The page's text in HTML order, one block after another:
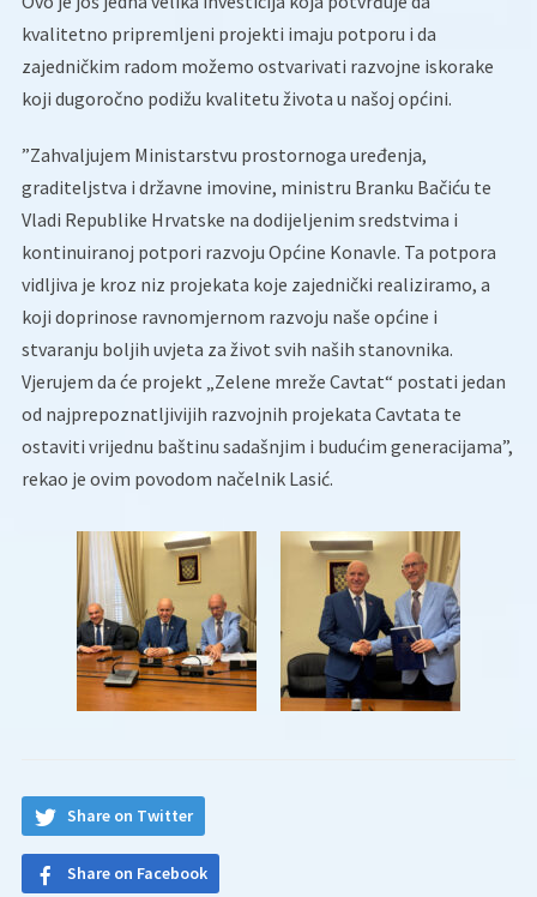
kvalitetno pripremljeni projekti imaju potporu i da
zajedničkim radom možemo ostvarivati razvojne iskorake
koji dugoročno podižu kvalitetu života u našoj općini.
”Zahvaljujem Ministarstvu prostornoga uređenja,
graditeljstva i državne imovine, ministru Branku Bačiću te
Vladi Republike Hrvatske na dodijeljenim sredstvima i
kontinuiranoj potpori razvoju Općine Konavle. Ta potpora
vidljiva je kroz niz projekata koje zajednički realiziramo, a
koji doprinose ravnomjernom razvoju naše općine i
stvaranju boljih uvjeta za život svih naših stanovnika.
Vjerujem da će projekt „Zelene mreže Cavtat“ postati jedan
od najprepoznatljivijih razvojnih projekata Cavtata te
ostaviti vrijednu baštinu sadašnjim i budućim generacijama”,
rekao je ovim povodom načelnik Lasić.
Share on Twitter
Share on Facebook